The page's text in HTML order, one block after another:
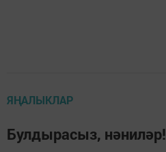
ЯҢАЛЫКЛАР
Булдырасыз, нәниләр!